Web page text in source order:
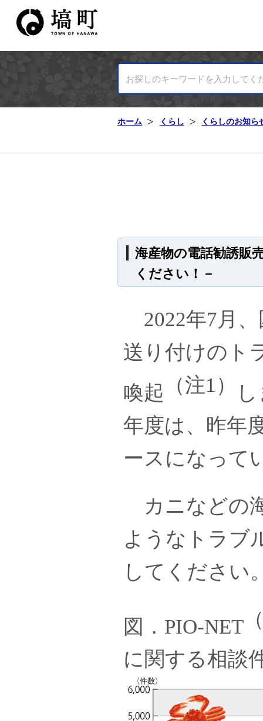
ホーム くらし くらしのお知ら
海産物の電話勧誘販
ください！－
2022年7月、
送り付けのト
喚起 （注1）
年度は、昨年
ースになって
カニなどの
ようなトラブ
してください
図．PIO-NET
に関する相談